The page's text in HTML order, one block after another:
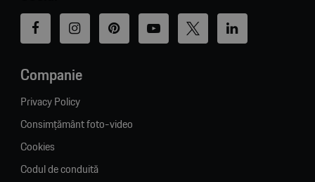
Companie
Privacy Policy
Consimțământ foto-video
Cookies
Codul de conduită